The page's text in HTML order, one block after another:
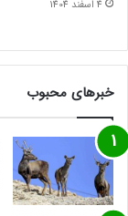
4 اسفند 1404
خبرهای محبوب